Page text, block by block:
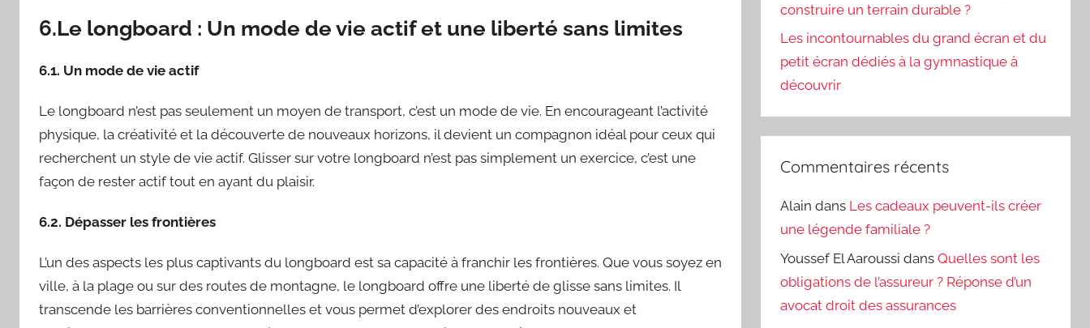
6.Le longboard : Un mode de vie actif et une liberté sans limites
6.1. Un mode de vie actif
Le longboard n’est pas seulement un moyen de transport, c’est un mode de vie. En encourageant l’activité
physique, la créativité et la découverte de nouveaux horizons, il devient un compagnon idéal pour ceux qui
recherchent un style de vie actif. Glisser sur votre longboard n’est pas simplement un exercice, c’est une
façon de rester actif tout en ayant du plaisir.
6.2. Dépasser les frontières
L’un des aspects les plus captivants du longboard est sa capacité à franchir les frontières. Que vous soyez en
ville, à la plage ou sur des routes de montagne, le longboard offre une liberté de glisse sans limites. Il
transcende les barrières conventionnelles et vous permet d’explorer des endroits nouveaux et
construire un terrain durable ?
Les incontournables du grand écran et du
petit écran dédiés à la gymnastique à
découvrir
Commentaires récents
Alain dans Les cadeaux peuvent-ils créer
une légende familiale ?
Youssef El Aaroussi dansQuelles sont les
obligations de l’assureur ? Réponse d’un
avocat droit des assurances